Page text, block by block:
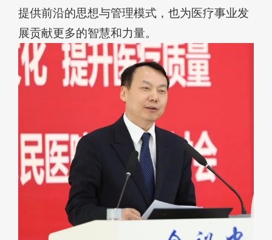
提供前沿的思想与管理模式，也为医疗事业发
展贡献更多的智慧和力量。